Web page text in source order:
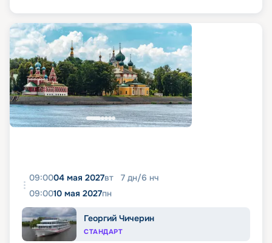
09:0004 мая 2027вт 7 дн/6 нч
09:0010 мая 2027пн
Георгий Чичерин
СТАНДАРТ